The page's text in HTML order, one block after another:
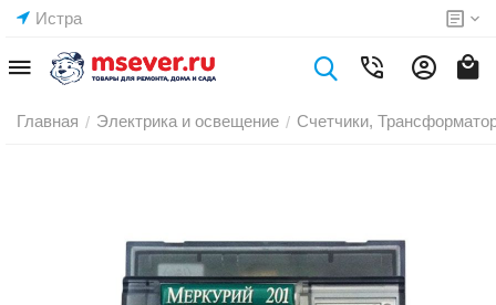
Истра
Главная / Электрика и освещение / Счетчики,